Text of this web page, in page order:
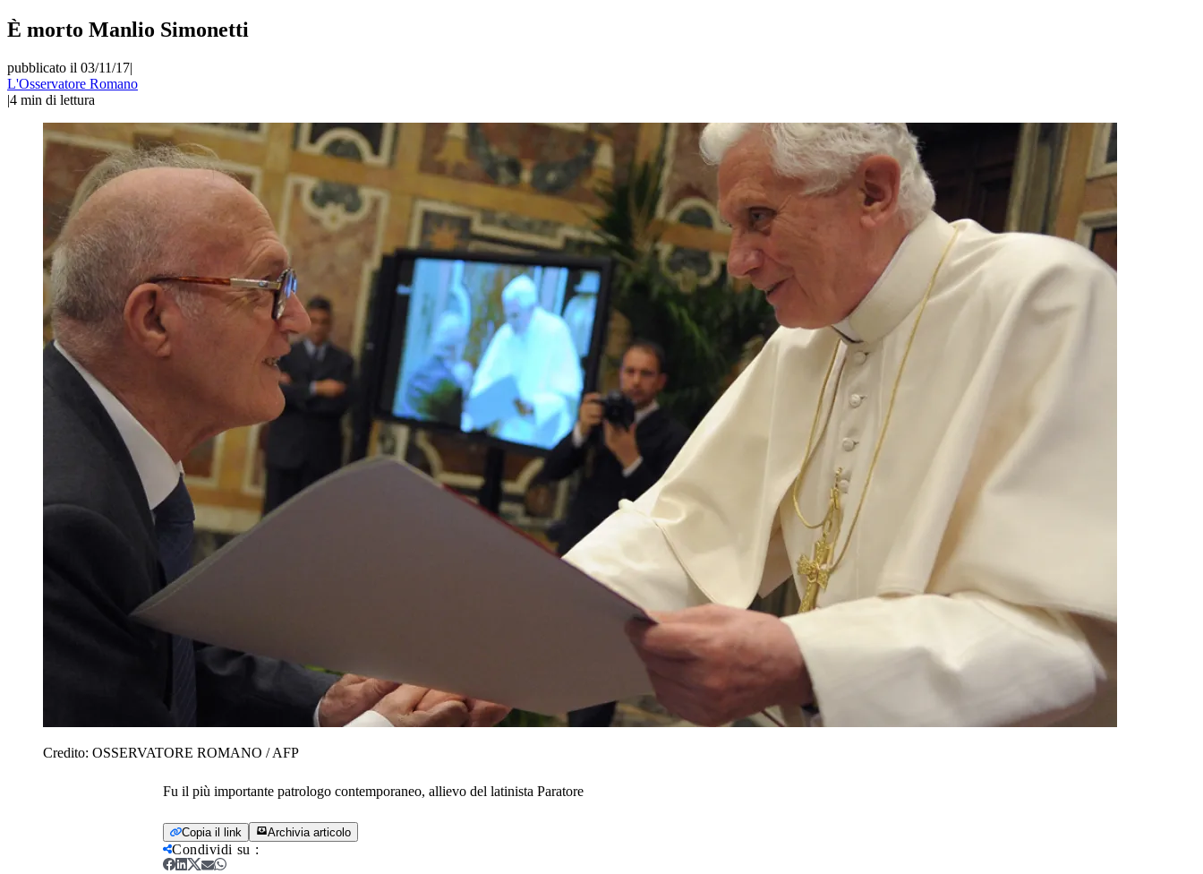
È morto Manlio Simonetti
pubblicato il 03/11/17|
L'Osservatore Romano
|4 min di lettura
Credito: OSSERVATORE ROMANO / AFP
Fu il più importante patrologo contemporaneo, allievo del latinista Paratore
Copia il link Archivia articolo
Condividi su :